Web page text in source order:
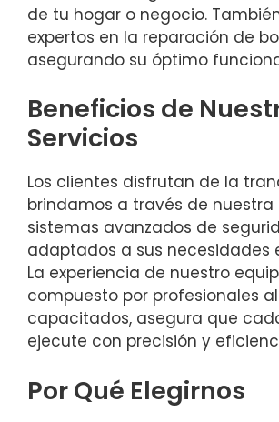
de tu hogar o negocio.
expertos en la reparación de
asegurando su óptimo
Beneficios de
Servicios
Los clientes disfrutan de la
brindamos a través de nuestra
sistemas avanzados de
adaptados a sus necesidades
La experiencia de nuestro
compuesto por profesionales
capacitados, asegura que
ejecute con precisión y
Por Qué Elegirnos